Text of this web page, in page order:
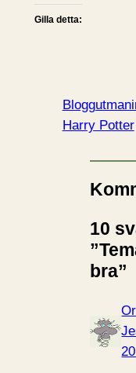
Gilla detta:
Harry Potter
10
bra”